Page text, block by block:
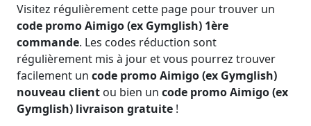
Visitez régulièrement cette page pour trouver un
code promo Aimigo (ex Gymglish) 1ère
commande. Les codes réduction sont
régulièrement mis à jour et vous pourrez trouver
facilement un code promo Aimigo (ex Gymglish)
nouveau client ou bien un code promo Aimigo (ex
Gymglish) livraison gratuite !